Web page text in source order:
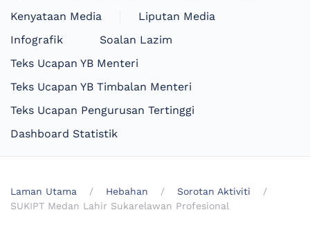
Kenyataan Media
Liputan Media
Infografik
Soalan Lazim
Teks Ucapan YB Menteri
Teks Ucapan YB Timbalan Menteri
Teks Ucapan Pengurusan Tertinggi
Dashboard Statistik
Laman Utama Hebahan
Sorotan Aktiviti
SUKIPT Medan Lahir Sukarelawan Profesional